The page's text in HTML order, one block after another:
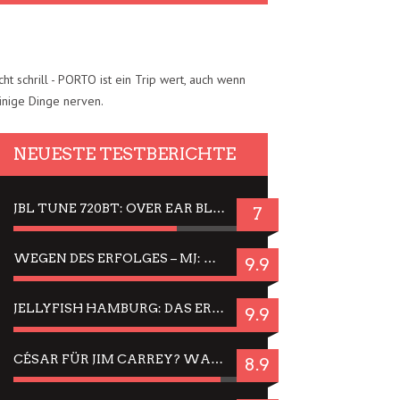
schrill - PORTO ist ein Trip wert, auch wenn
Dinge nerven.
NEUESTE TESTBERICHTE
JBL TUNE 720BT: OVER EAR BLUETOOTH KOPFHÖRER UM DIE 50,-€ IM DAUER-TEST 7
WEGEN DES ERFOLGES – MJ: MICHAEL JACKSON MUSICAL IN EINER MATINEE SEHEN 9.9
JELLYFISH HAMBURG: DAS ERFOLGREICHE SOMMER-MENÜ 2025 IN GEFÜHLEN UND BILDERN 9.9
CÉSAR FÜR JIM CARREY? WARUM DAS EINER DER NERVIGSTEN ACTORS IST UND BLEIBT 8.9